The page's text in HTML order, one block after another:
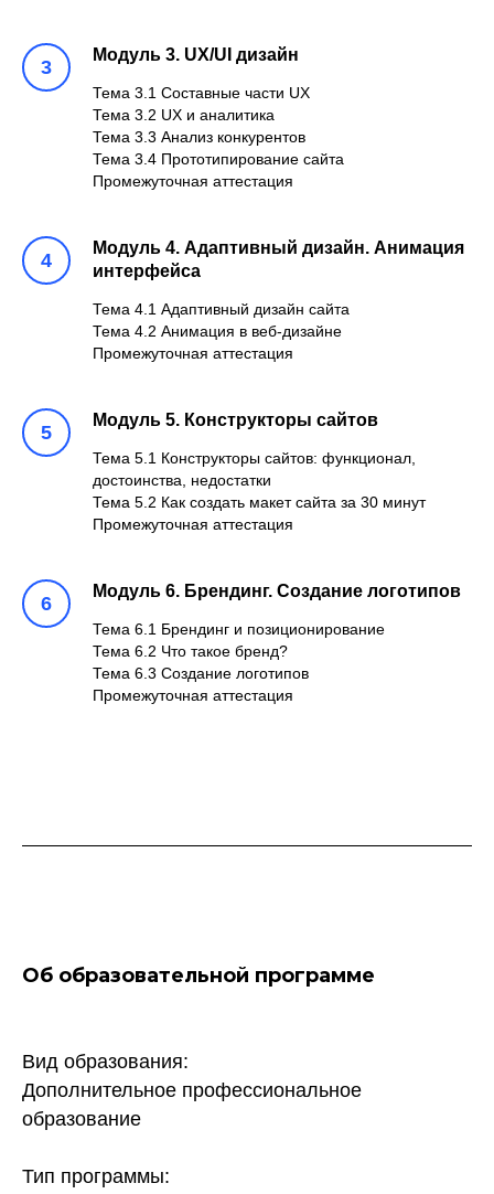
Модуль 3. UX/UI дизайн
Тема 3.1 Составные части UX
Тема 3.2 UX и аналитика
Тема 3.3 Анализ конкурентов
Тема 3.4 Прототипирование сайта
Промежуточная аттестация
Модуль 4. Адаптивный дизайн. Анимация
интерфейса
Тема 4.1 Адаптивный дизайн сайта
Тема 4.2 Анимация в веб-дизайне
Промежуточная аттестация
Модуль 5. Конструкторы сайтов
Тема 5.1 Конструкторы сайтов: функционал,
достоинства, недостатки
Тема 5.2 Как создать макет сайта за 30 минут
Промежуточная аттестация
Модуль 6. Брендинг. Создание логотипов
Тема 6.1 Брендинг и позиционирование
Тема 6.2 Что такое бренд?
Тема 6.3 Создание логотипов
Промежуточная аттестация
Об образовательной программе
Вид образования:
Дополнительное профессиональное
образование
Тип программы: